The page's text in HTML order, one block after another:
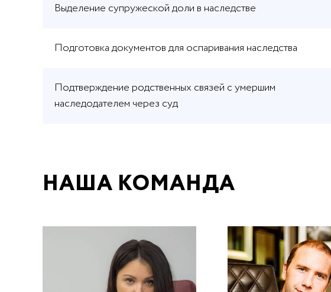
Выделение супружеской доли в наследстве
Подготовка документов для оспаривания наследства
Подтверждение родственных связей с умершим
наследодателем через суд
НАША КОМАНДА